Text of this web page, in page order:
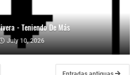
- Teniendo De Más
July 10, 2026